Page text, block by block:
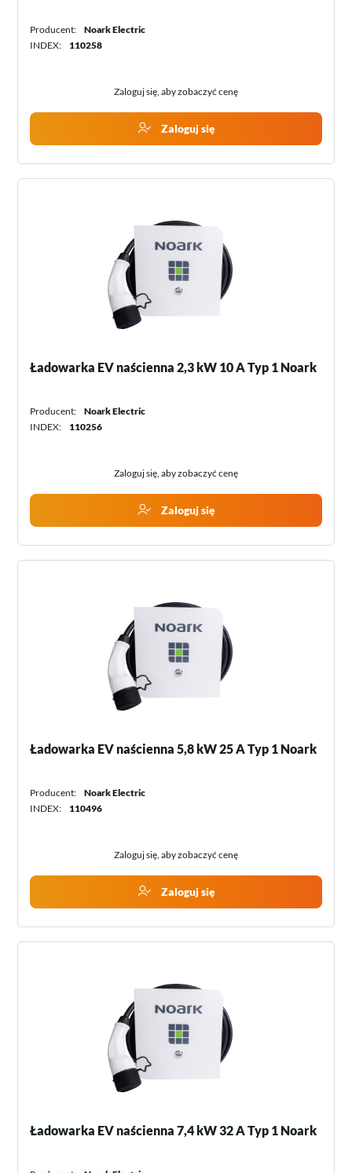
Producent:
Noark Electric
INDEX:
110258
Zaloguj się, aby zobaczyć cenę
Zaloguj się
Ładowarka EV naścienna 2,3 kW 10 A Typ 1 Noark
Producent:
Noark Electric
INDEX:
110256
Zaloguj się, aby zobaczyć cenę
Zaloguj się
Ładowarka EV naścienna 5,8 kW 25 A Typ 1 Noark
Producent:
Noark Electric
INDEX:
110496
Zaloguj się, aby zobaczyć cenę
Zaloguj się
Ładowarka EV naścienna 7,4 kW 32 A Typ 1 Noark